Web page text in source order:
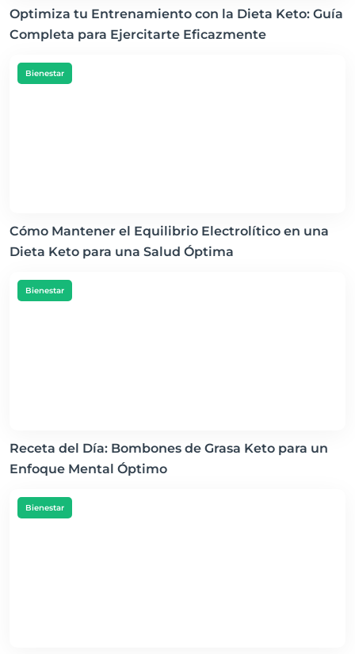
Optimiza tu Entrenamiento con la Dieta Keto: Guía
Completa para Ejercitarte Eficazmente
Bienestar
Cómo Mantener el Equilibrio Electrolítico en una
Dieta Keto para una Salud Óptima
Bienestar
Receta del Día: Bombones de Grasa Keto para un
Enfoque Mental Óptimo
Bienestar